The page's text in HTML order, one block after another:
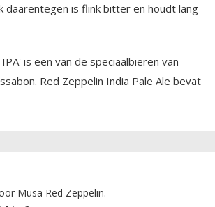
daarentegen is flink bitter en houdt lang
is een van de speciaalbieren van
Red Zeppelin India Pale Ale bevat
Musa Red Zeppelin.